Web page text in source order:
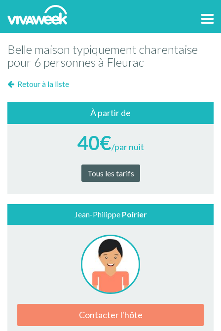
Belle maison typiquement charentaise
pour 6 personnes à Fleurac
Retour à la liste
À partir de
40€/par nuit
Tous les tarifs
Jean-Philippe Poirier
Contacter l'hôte